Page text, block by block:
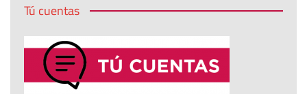
Tú cuentas